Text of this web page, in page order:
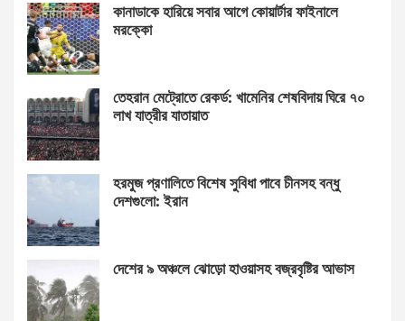
কানাডাকে হারিয়ে সবার আগে কোয়ার্টার ফাইনালে
মরক্কো
তেহরান মেট্রোতে রেকর্ড: খামেনির শেষবিদায় ঘিরে ৭০
লাখ যাত্রীর যাতায়াত
হরমুজ প্রণালিতে বিশেষ সুবিধা পাবে চীনসহ বন্ধু
দেশগুলো: ইরান
দেশের ৯ অঞ্চলে ঝোড়ো হাওয়াসহ বজ্রবৃষ্টির আভাস